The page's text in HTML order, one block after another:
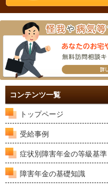
コンテンツ一覧
トップページ
受給事例
症状別障害年金の等級基準
障害年金の基礎知識